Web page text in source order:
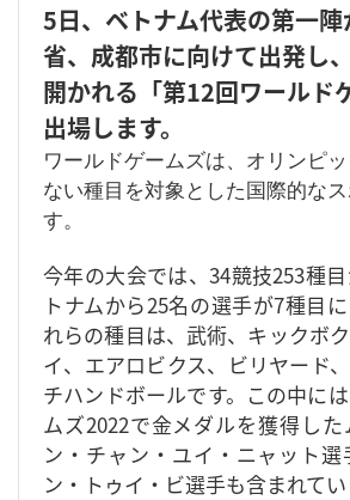
5日、ベトナム代表の第一
省、成都市に向けて出発し
開かれる「第12回ワールド
出場します。
ワールドゲームズは、オリンピ
ない種目を対象とした国際的な
す。
今年の大会では、34競技253種
トナムから25名の選手が7種目
れらの種目は、武術、キックボ
イ、エアロビクス、ビリヤード
チハンドボールです。この中に
ムズ2022で金メダルを獲得し
ン・チャン・ユイ・ニャット
ン・トゥイ・ビ選手も含まれてい